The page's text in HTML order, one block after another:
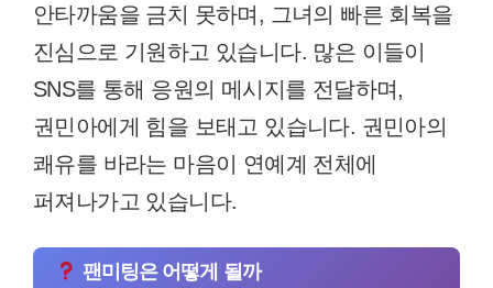
안타까움을 금치 못하며, 그녀의 빠른 회복을
진심으로 기원하고 있습니다. 많은 이들이
SNS를 통해 응원의 메시지를 전달하며,
권민아에게 힘을 보태고 있습니다. 권민아의
쾌유를 바라는 마음이 연예계 전체에
퍼져나가고 있습니다.
팬미팅은 어떻게 될까